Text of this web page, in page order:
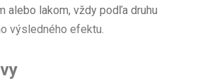
alebo lakom, vždy podľa druhu
výsledného efektu.